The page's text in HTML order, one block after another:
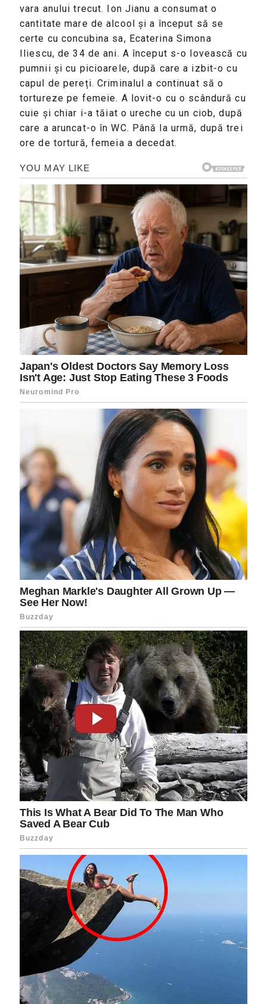
vara anului trecut. Ion Jianu a consumat o
cantitate mare de alcool și a început să se
certe cu concubina sa, Ecaterina Simona
Iliescu, de 34 de ani. A început s-o lovească cu
pumnii și cu picioarele, după care a izbit-o cu
capul de pereți. Criminalul a continuat să o
tortureze pe femeie. A lovit-o cu o scândură cu
cuie și chiar i-a tăiat o ureche cu un ciob, după
care a aruncat-o în WC. Până la urmă, după trei
ore de tortură, femeia a decedat.